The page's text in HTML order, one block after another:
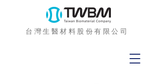
台灣生醫材料股份有限公司